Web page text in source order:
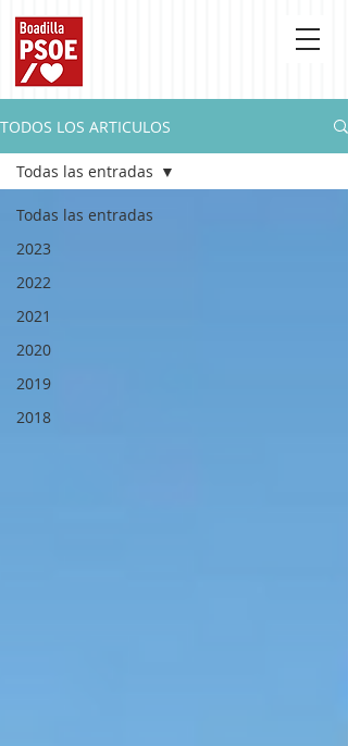
TODOS LOS ARTICULOS
Todas las entradas
2023
2022
2021
2020
2019
2018
Todas las entradas